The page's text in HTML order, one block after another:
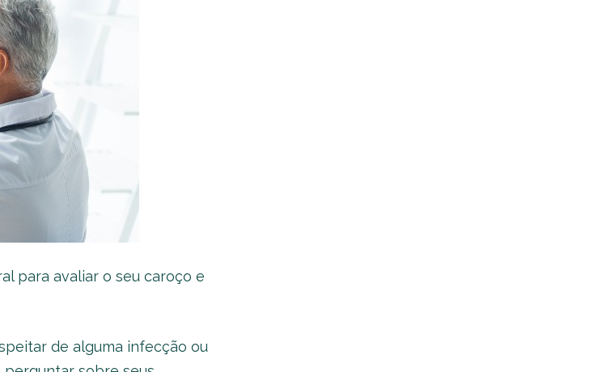
para avaliar o seu caroço e
de alguma infecção ou